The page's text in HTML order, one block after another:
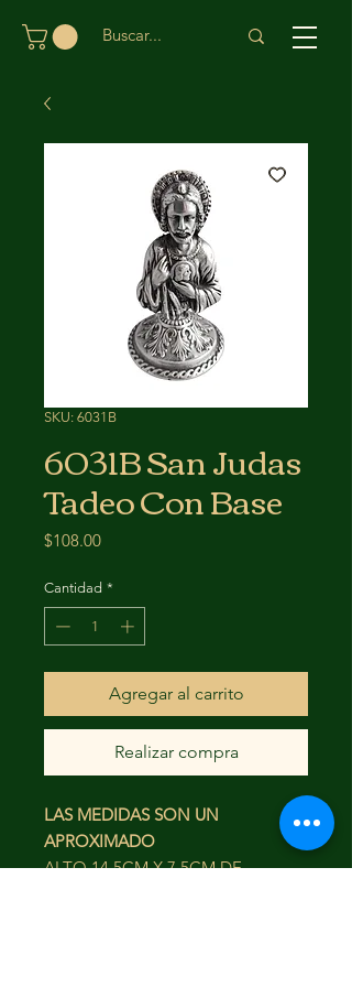
SKU: 6031B
6031B San Judas
Tadeo Con Base
$108.00Precio
Cantidad *
Agregar al carrito
Realizar compra
LAS MEDIDAS SON UN
APROXIMADO
ALTO 14.5CM X 7.5CM DE